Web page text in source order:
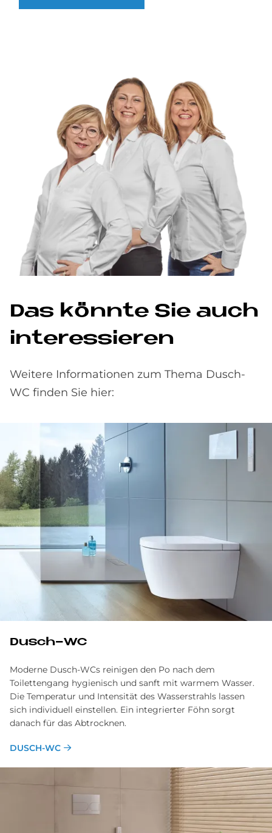
Das könn­te Sie auch
in­ter­es­sie­ren
Weitere Informationen zum Thema Dusch-
WC finden Sie hier:
Dusch-WC
Moderne Dusch-WCs reinigen den Po nach dem
Toilettengang hygienisch und sanft mit warmem Wasser.
Die Temperatur und Intensität des Wasserstrahls lassen
sich individuell einstellen. Ein integrierter Föhn sorgt
danach für das Abtrocknen.
DUSCH-WC